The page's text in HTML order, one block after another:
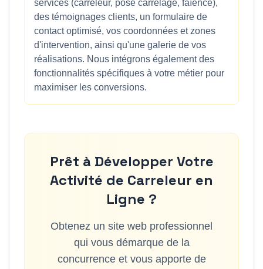
services (carreleur, pose carrelage, faïence),
des témoignages clients, un formulaire de
contact optimisé, vos coordonnées et zones
d'intervention, ainsi qu'une galerie de vos
réalisations. Nous intégrons également des
fonctionnalités spécifiques à votre métier pour
maximiser les conversions.
Prêt à Développer Votre
Activité de Carreleur en
Ligne ?
Obtenez un site web professionnel
qui vous démarque de la
concurrence et vous apporte de